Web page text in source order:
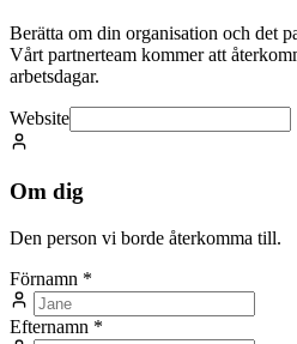
Berätta om din organisation och det
Vårt partnerteam kommer att
arbetsdagar.
Website
Om dig
Den person vi borde återkomma till.
Förnamn *
Efternamn *